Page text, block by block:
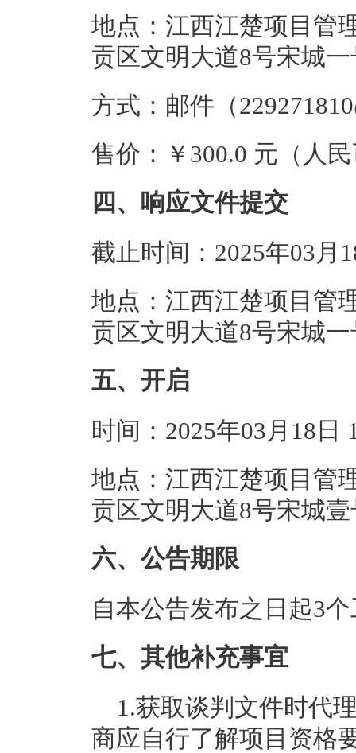
地点：江西江楚项目管
贡区文明大道8号宋城
方式：邮件（
售价：￥300.0 元（人
四、响应文件提交
截止时间：2025年03月
地点：江西江楚项目管
贡区文明大道8号宋城
五、开启
时间：2025年03月18日
地点：江西江楚项目管
贡区文明大道8号宋城
六、公告期限
自本公告发布之日起3
七、其他补充事宜
1.获取谈判文件时代
商应自行了解项目资格